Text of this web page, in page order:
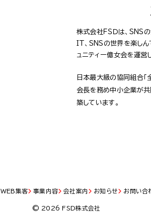
株式会社ＦＳＤは、SNS
IT、SNSの世界を楽しん
ュニティー億女会を運営
日本最大級の協同組合「
会長を務め中小企業が
築しています。
WEB集客 事業内容 会社案内 お知らせ お問い合
© 2026 FSD株式会社